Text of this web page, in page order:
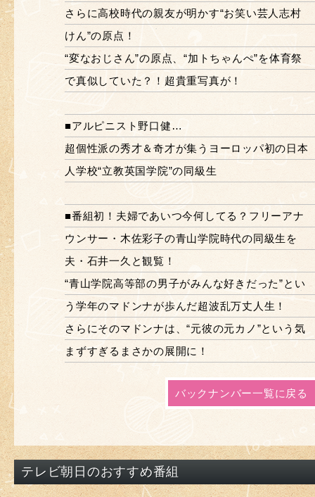
さらに高校時代の親友が明かす“お笑い芸人志村
けん”の原点！
“変なおじさん”の原点、“加トちゃんぺ”を体育祭
で真似していた？！超貴重写真が！
■アルピニスト野口健…
超個性派の秀才＆奇才が集うヨーロッパ初の日本
人学校“立教英国学院”の同級生
■番組初！夫婦であいつ今何してる？フリーアナ
ウンサー・木佐彩子の青山学院時代の同級生を
夫・石井一久と観覧！
“青山学院高等部の男子がみんな好きだった”とい
う学年のマドンナが歩んだ超波乱万丈人生！
さらにそのマドンナは、“元彼の元カノ”という気
まずすぎるまさかの展開に！
バックナンバー一覧に戻る
テレビ朝日のおすすめ番組